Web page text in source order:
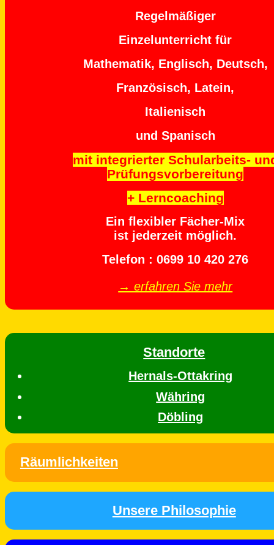
Regelmäßiger
Einzelunterricht für
Mathematik, Englisch, Deutsch,
Französisch, Latein,
Italienisch
und Spanisch
mit integrierter Schularbeits-
Prüfungsvorbereitung
+ Lerncoaching
Ein flexibler Fächer-Mix
ist jederzeit möglich.
Telefon : 0699 10 420 276
→ erfahren Sie mehr
Standorte
Hernals-Ottakring
Währing
Döbling
Räumlichkeiten
Unsere Philosophie